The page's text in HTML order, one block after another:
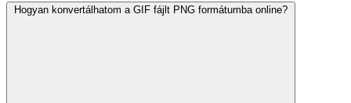
Hogyan konvertálhatom a GIF fájlt PNG formátumba online?